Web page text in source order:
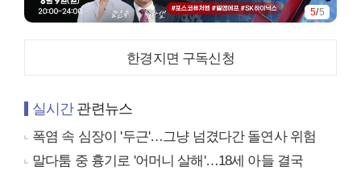
5/5
한경지면 구독신청
실시간관련뉴스
폭염 속 심장이 '두근'…그냥 넘겼다간 돌연사 위험
말다툼 중 흉기로 '어머니 살해'…18세 아들 결국